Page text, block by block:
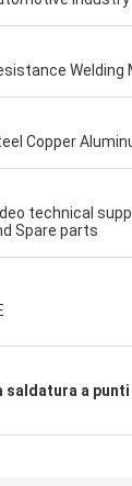
Welding
Copper
technical
Spare parts
saldatura a